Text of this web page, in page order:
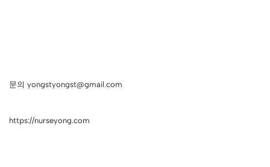
문의 yongstyongst@gmail.com
https://nurseyong.com